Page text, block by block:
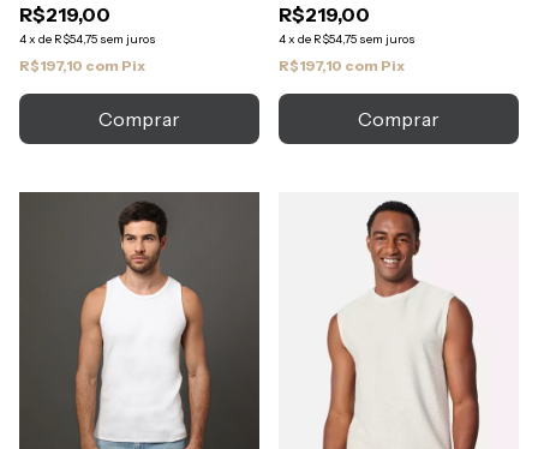
R$219,00
4x de R$54,75 sem juros
R$197,10 com Pix
Comprar
R$219,00
4x de R$54,75 sem juros
R$197,10 com Pix
Comprar